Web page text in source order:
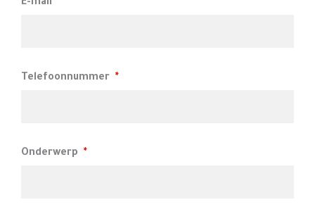
E-mail
Telefoonnummer *
Onderwerp *